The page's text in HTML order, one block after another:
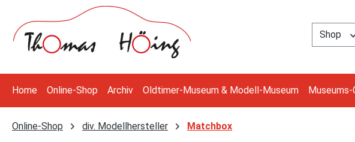
Hauptinhalt springen
Zur Suche springen
Zur Hauptnavigation springen
Shop
Home Online-Shop Archiv Oldtimer-Museum & Modell-Museum Museums-
Online-Shop div. Modellhersteller Matchbox